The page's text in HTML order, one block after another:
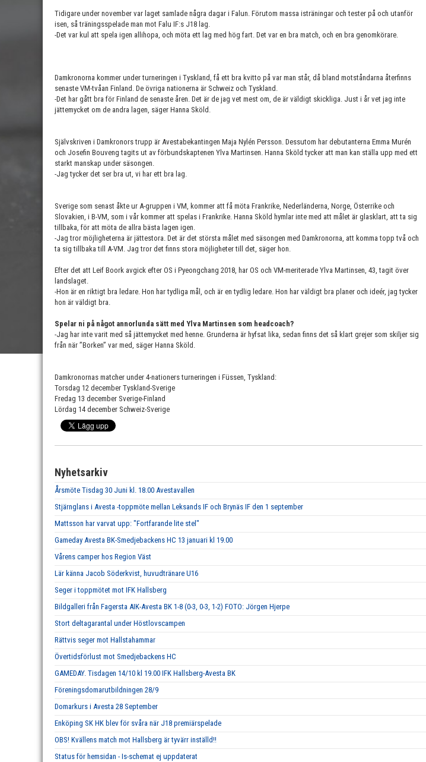
Tidigare under november var laget samlade några dagar i Falun. Förutom massa isträningar och tester på och utanför
isen, så träningsspelade man mot Falu IF:s J18 lag.
-Det var kul att spela igen allihopa, och möta ett lag med hög fart. Det var en bra match, och en bra genomkörare.
Damkronorna kommer under turneringen i Tyskland, få ett bra kvitto på var man står, då bland motståndarna återfinns
senaste VM-tvåan Finland. De övriga nationerna är Schweiz och Tyskland.
-Det har gått bra för Finland de senaste åren. Det är de jag vet mest om, de är väldigt skickliga. Just i år vet jag inte
jättemycket om de andra lagen, säger Hanna Sköld.
Självskriven i Damkronors trupp är Avestabekantingen Maja Nylén Persson. Dessutom har debutanterna Emma Murén
och Josefin Bouveng tagits ut av förbundskaptenen Ylva Martinsen. Hanna Sköld tycker att man kan ställa upp med ett
starkt manskap under säsongen.
-Jag tycker det ser bra ut, vi har ett bra lag.
Sverige som senast åkte ur A-gruppen i VM, kommer att få möta Frankrike, Nederländerna, Norge, Österrike och
Slovakien, i B-VM, som i vår kommer att spelas i Frankrike. Hanna Sköld hymlar inte med att målet är glasklart, att ta sig
tillbaka, för att möta de allra bästa lagen igen.
-Jag tror möjligheterna är jättestora. Det är det största målet med säsongen med Damkronorna, att komma topp två och
ta sig tillbaka till A-VM. Jag tror det finns stora möjligheter till det, säger hon.
Efter det att Leif Boork avgick efter OS i Pyeongchang 2018, har OS och VM-meriterade Ylva Martinsen, 43, tagit över
landslaget.
-Hon är en riktigt bra ledare. Hon har tydliga mål, och är en tydlig ledare. Hon har väldigt bra planer och ideér, jag tycker
hon är väldigt bra.
Spelar ni på något annorlunda sätt med Ylva Martinsen som headcoach?
-Jag har inte varit med så jättemycket med henne. Grunderna är hyfsat lika, sedan finns det så klart grejer som skiljer sig
från när ”Borken” var med, säger Hanna Sköld.
Damkronornas matcher under 4-nationers turneringen i Füssen, Tyskland:
Torsdag 12 december Tyskland-Sverige
Fredag 13 december Sverige-Finland
Lördag 14 december Schweiz-Sverige
Nyhetsarkiv
Årsmöte Tisdag 30 Juni kl. 18.00 Avestavallen
Stjärnglans i Avesta -toppmöte mellan Leksands IF och Brynäs IF den 1 september
Mattsson har varvat upp: "Fortfarande lite stel"
Gameday Avesta BK-Smedjebackens HC 13 januari kl 19.00
Vårens camper hos Region Väst
Lär känna Jacob Söderkvist, huvudtränare U16
Seger i toppmötet mot IFK Hallsberg
Bildgalleri från Fagersta AIK-Avesta BK 1-8 (0-3, 0-3, 1-2) FOTO: Jörgen Hjerpe
Stort deltagarantal under Höstlovscampen
Rättvis seger mot Hallstahammar
Övertidsförlust mot Smedjebackens HC
GAMEDAY. Tisdagen 14/10 kl 19.00 IFK Hallsberg-Avesta BK
Föreningsdomarutbildningen 28/9
Domarkurs i Avesta 28 September
Enköping SK HK blev för svåra när J18 premiärspelade
OBS! Kvällens match mot Hallsberg är tyvärr inställd!!
Status för hemsidan - Is-schemat ej uppdaterat